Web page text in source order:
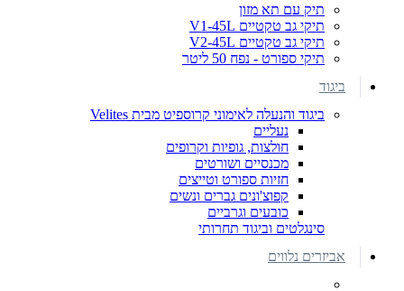
תיק עם תא מזון
תיקי גב טקטיים V1-45L
תיקי גב טקטיים V2-45L
תיקי ספורט - נפח 50 ליטר
ביגוד
ביגוד והנעלה לאימוני קרוספיט מבית Velites
נעליים
חולצות, גופיות וקרופים
מכנסיים ושורטים
חזיות ספורט וטייצים
קפוצ'ונים גברים ונשים
כובעים וגרביים
סינגלטים וביגוד תחרותי
אביזרים נלווים